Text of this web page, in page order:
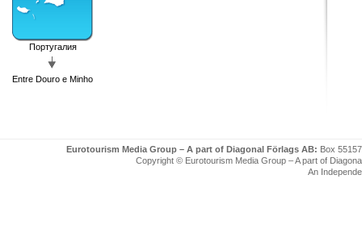
Португалия
Entre Douro e Minho
Eurotourism Media Group – A part of Diagonal Förlags AB: Box
Copyright © Eurotourism Media Group – A part of
An